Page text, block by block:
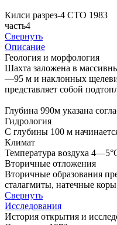
Килси разрез-4 СТО 1983
часть4
Свернуть
Описание
Геология и морфология
Шахта заложена в
—95 м и наклонных
представляет собой
Глубина 990м указана
Гидрология
С глубины 100 м
Климат
Температура воздуха
Вторичные отложения
Вторичные образования
сталагмиты, натечные
Свернуть
Исследования
История открытия и